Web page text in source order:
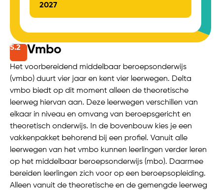
2027
5.2 Vmbo
Het voorbereidend middelbaar beroepsonderwijs
(vmbo) duurt vier jaar en kent vier leerwegen. Delta
vmbo biedt op dit moment alleen de theoretische
leerweg hiervan aan. Deze leerwegen verschillen van
elkaar in niveau en omvang van beroepsgericht en
theoretisch onderwijs. In de bovenbouw kies je een
vakkenpakket behorend bij een profiel. Vanuit alle
leerwegen van het vmbo kunnen leerlingen verder leren
op het middelbaar beroepsonderwijs (mbo). Daarmee
bereiden leerlingen zich voor op een beroepsopleiding.
Alleen vanuit de theoretische en de gemengde leerweg